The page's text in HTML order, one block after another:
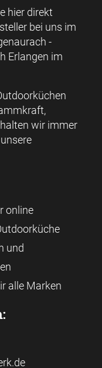
hier direkt
bei uns im
-
Erlangen im
wir immer
online
und
alle Marken